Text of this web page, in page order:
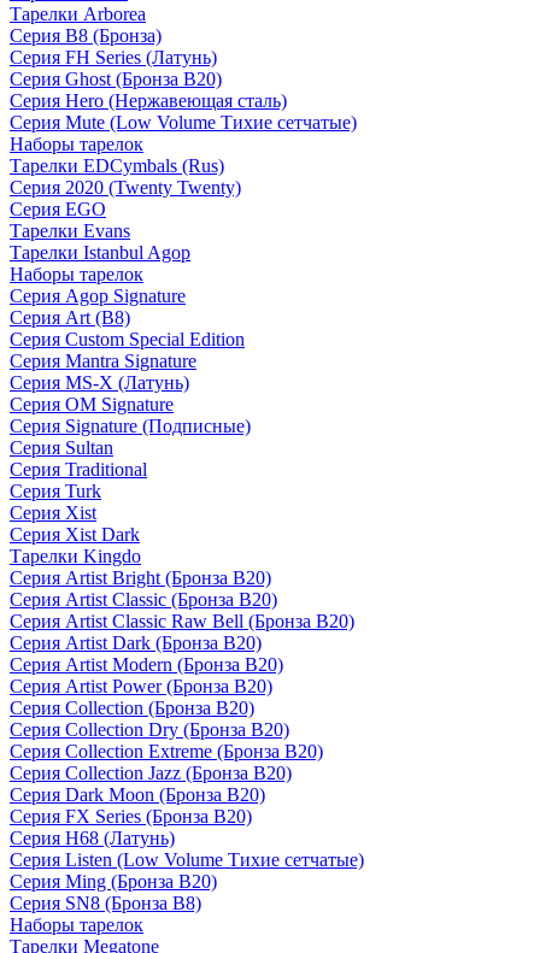
Тарелки Arborea
Серия B8 (Бронза)
Серия FH Series (Латунь)
Серия Ghost (Бронза B20)
Серия Hero (Нержавеющая сталь)
Серия Mute (Low Volume Тихие сетчатые)
Наборы тарелок
Тарелки EDCymbals (Rus)
Серия 2020 (Twenty Twenty)
Серия EGO
Тарелки Evans
Тарелки Istanbul Agop
Наборы тарелок
Серия Agop Signature
Серия Art (B8)
Серия Custom Special Edition
Серия Mantra Signature
Серия MS-X (Латунь)
Серия OM Signature
Серия Signature (Подписные)
Серия Sultan
Серия Traditional
Серия Turk
Серия Xist
Серия Xist Dark
Тарелки Kingdo
Серия Artist Bright (Бронза B20)
Серия Artist Classic (Бронза B20)
Серия Artist Classic Raw Bell (Бронза B20)
Серия Artist Dark (Бронза B20)
Серия Artist Modern (Бронза B20)
Серия Artist Power (Бронза B20)
Серия Collection (Бронза B20)
Серия Collection Dry (Бронза B20)
Серия Collection Extreme (Бронза B20)
Серия Collection Jazz (Бронза B20)
Серия Dark Moon (Бронза B20)
Серия FX Series (Бронза B20)
Серия H68 (Латунь)
Серия Listen (Low Volume Тихие сетчатые)
Серия Ming (Бронза B20)
Серия SN8 (Бронза B8)
Наборы тарелок
Тарелки Megatone